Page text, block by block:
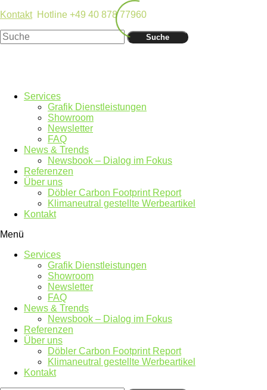
KontaktHotline +49 40 878 77960
Suche
Services
Grafik Dienstleistungen
Showroom
Newsletter
FAQ
News & Trends
Newsbook – Dialog im Fokus
Referenzen
Über uns
Döbler Carbon Footprint Report
Klimaneutral gestellte Werbeartikel
Kontakt
Menü
Services
Grafik Dienstleistungen
Showroom
Newsletter
FAQ
News & Trends
Newsbook – Dialog im Fokus
Referenzen
Über uns
Döbler Carbon Footprint Report
Klimaneutral gestellte Werbeartikel
Kontakt